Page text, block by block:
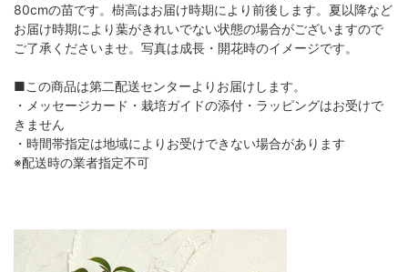
80cmの苗です。樹高はお届け時期により前後します。夏以降など
お届け時期により葉がきれいでない状態の場合がございますので
ご了承くださいませ。写真は成長・開花時のイメージです。
■この商品は第二配送センターよりお届けします。
・メッセージカード・栽培ガイドの添付・ラッピングはお受けで
きません
・時間帯指定は地域によりお受けできない場合があります
※配送時の業者指定不可